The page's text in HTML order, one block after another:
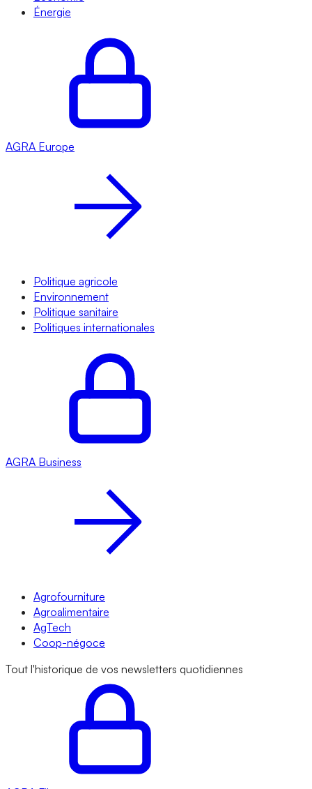
Énergie
AGRA Europe
Politique agricole
Environnement
Politique sanitaire
Politiques internationales
AGRA Business
Agrofourniture
Agroalimentaire
AgTech
Coop-négoce
Tout l'historique de vos newsletters quotidiennes